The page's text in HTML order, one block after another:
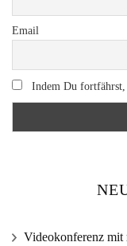
Email
Indem Du fortfährst,
Videokonferenz mit